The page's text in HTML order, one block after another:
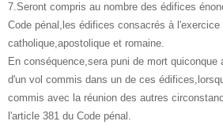
7.Seront compris au nombre des édifices
Code pénal,les édifices consacrés à l'exercice
catholique,apostolique et romaine.
En conséquence,sera puni de mort quiconque
d'un vol commis dans un de ces
commis avec la réunion des autres
l'article 381 du Code pénal.